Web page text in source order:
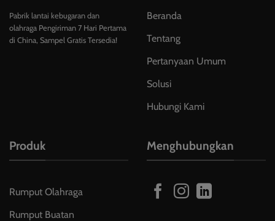
Pabrik lantai kebugaran dan
olahraga Pengiriman 7 Hari Pertama
di China, Sampel Gratis Tersedia!
Beranda
Tentang
Pertanyaan Umum
Solusi
Hubungi Kami
Produk
Rumput Olahraga
Rumput Buatan
Menghubungkan